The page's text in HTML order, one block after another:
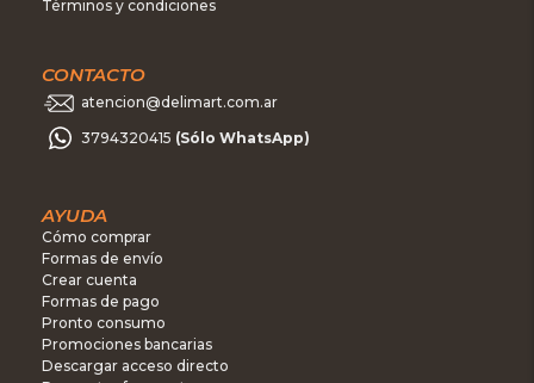
Términos y condiciones
CONTACTO
atencion@delimart.com.ar
3794320415 (Sólo WhatsApp)
AYUDA
Cómo comprar
Formas de envío
Crear cuenta
Formas de pago
Pronto consumo
Promociones bancarias
Descargar acceso directo